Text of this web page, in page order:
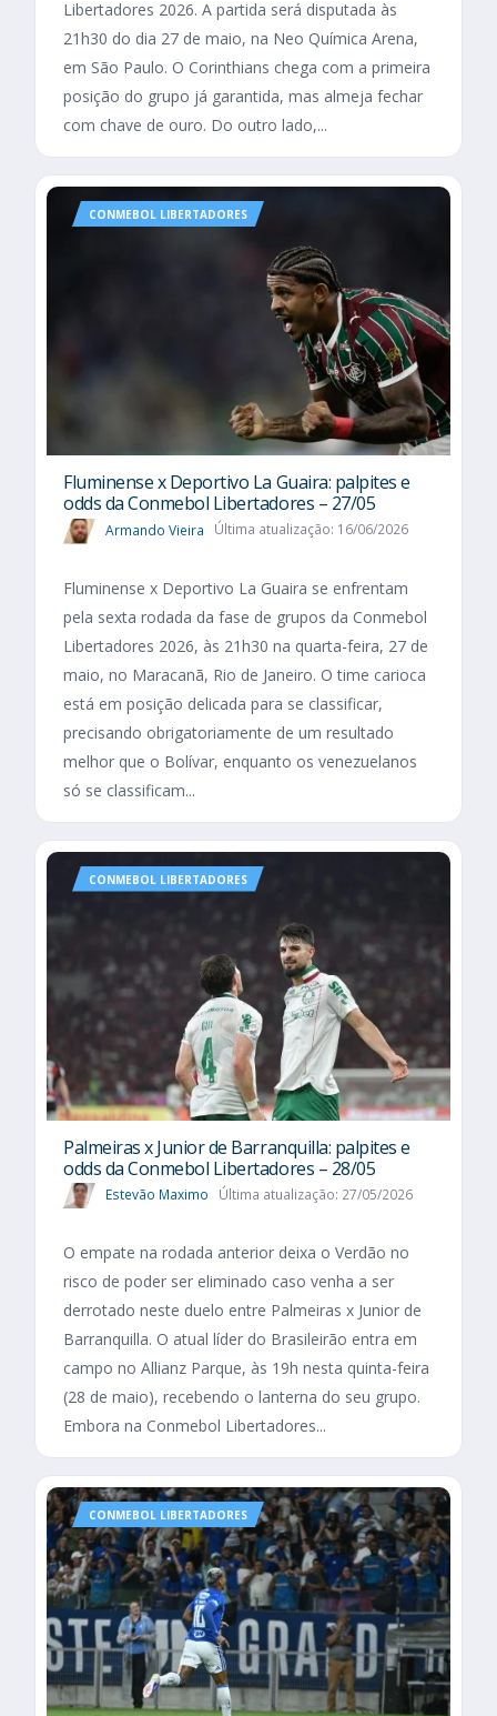
Libertadores 2026. A partida será disputada às
21h30 do dia 27 de maio, na Neo Química Arena,
em São Paulo. O Corinthians chega com a primeira
posição do grupo já garantida, mas almeja fechar
com chave de ouro. Do outro lado,...
CONMEBOL LIBERTADORES
Fluminense x Deportivo La Guaira: palpites e
odds da Conmebol Libertadores – 27/05
Armando Vieira Última atualização: 16/06/2026
Fluminense x Deportivo La Guaira se enfrentam
pela sexta rodada da fase de grupos da Conmebol
Libertadores 2026, às 21h30 na quarta-feira, 27 de
maio, no Maracanã, Rio de Janeiro. O time carioca
está em posição delicada para se classificar,
precisando obrigatoriamente de um resultado
melhor que o Bolívar, enquanto os venezuelanos
só se classificam...
CONMEBOL LIBERTADORES
Palmeiras x Junior de Barranquilla: palpites e
odds da Conmebol Libertadores – 28/05
Estevão Maximo Última atualização: 27/05/2026
O empate na rodada anterior deixa o Verdão no
risco de poder ser eliminado caso venha a ser
derrotado neste duelo entre Palmeiras x Junior de
Barranquilla. O atual líder do Brasileirão entra em
campo no Allianz Parque, às 19h nesta quinta-feira
(28 de maio), recebendo o lanterna do seu grupo.
Embora na Conmebol Libertadores...
CONMEBOL LIBERTADORES